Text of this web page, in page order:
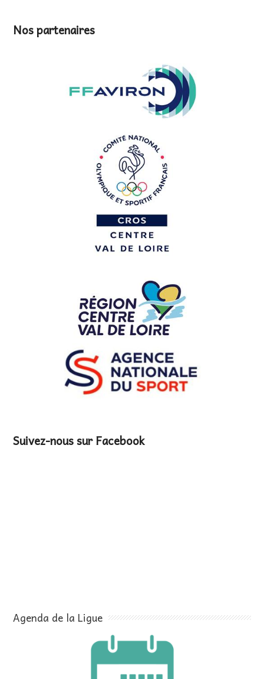
Nos partenaires
Suivez-nous sur Facebook
Agenda de la Ligue